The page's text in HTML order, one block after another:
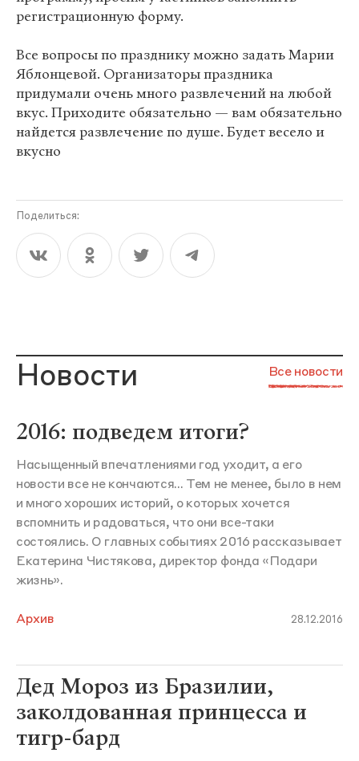
регистрационную форму.
Все вопросы по празднику можно задать Марии
Яблонцевой. Организаторы праздника
придумали очень много развлечений на любой
вкус. Приходите обязательно — вам обязательно
найдется развлечение по душе. Будет весело и
вкусно
Поделиться:
Новости Все новости
2016: подведем итоги?
Насыщенный впечатлениями год уходит, а его
новости все не кончаются... Тем не менее, было в нем
и много хороших историй, о которых хочется
вспомнить и радоваться, что они все-таки
состоялись. О главных событиях 2016 рассказывает
Екатерина Чистякова, директор фонда «Подари
жизнь».
Архив 28.12.2016
Дед Мороз из Бразилии,
заколдованная принцесса и
тигр-бард